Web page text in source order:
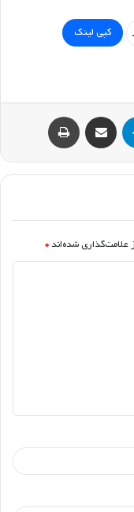
کپی لینک
تلگرام اشتراک گذاری با ایمیل
علامت‌گذاری شده‌اند *